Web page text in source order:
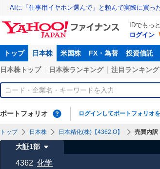
AIに「仕事用イヤホン選んで」と頼んで実際に買っ
IDでもっ
ログイン
トップ 日本株 米国株 FX・為替 投資信託
日本株トップ 日本株ランキング 注目ランキング
ポートフォリオ ログインしてポートフォリオ
トップ 日本株 日本精化(株)【4362.O】 売買内訳
大証1部
4362 化学